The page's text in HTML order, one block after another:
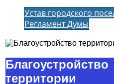
Устав городского
Регламент Думы
Благоустройство
территории